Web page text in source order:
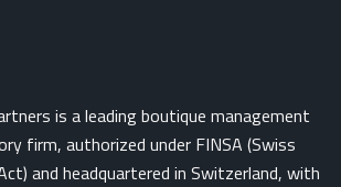
is a leading boutique management
firm, authorized under FINSA (Swiss
and headquartered in Switzerland, with